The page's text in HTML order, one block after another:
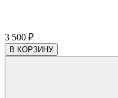
3 500 ₽
В КОРЗИНУ